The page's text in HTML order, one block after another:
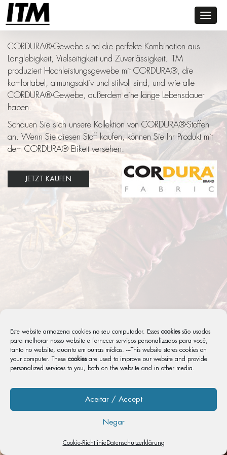
Este website armazena cookies no seu computador. Esses cookies são usados ​​
para melhorar nosso website e fornecer serviços personalizados para você,
tanto no website, quanto em outras mídias. ---This website stores cookies on
your computer. These cookies are used to improve our website and provide
personalized services to you, both on the website and in other media.
Aceitar / Accept
Negar
Cookie-RichtlinieDatenschutzerklärung
CORDURA®
CORDURA®-Gewebe sind die perfekte Kombination aus
Langlebigkeit, Vielseitigkeit und Zuverlässigkeit. ITM
produziert Hochleistungsgewebe mit CORDURA®, die
komfortabel, atmungsaktiv und stilvoll sind, und wie alle
CORDURA®-Gewebe, außerdem eine lange Lebensdauer
haben.
Schauen Sie sich unsere Kollektion von CORDURA®-Stoffen
an. Wenn Sie diesen Stoff kaufen, können Sie Ihr Produkt mit
dem CORDURA® Etikett versehen.
JETZT KAUFEN